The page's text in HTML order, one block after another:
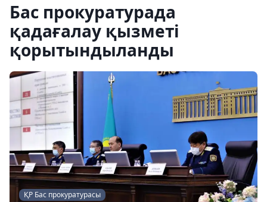
Бас прокуратурада
қадағалау қызметі
қорытындыланды
ҚР Бас прокуратурасы